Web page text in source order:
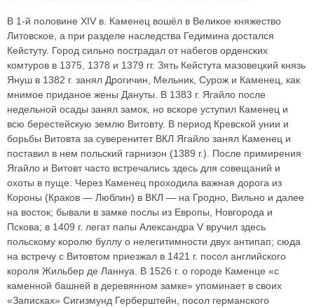
В 1-й половине XIV в. Каменец вошёл в Великое княжество
Литовское, а при разделе наследства Гедимина достался
Кейстуту. Город сильно пострадал от набегов орденских
комтуров в 1375, 1378 и 1379 гг. Зять Кейстута мазовецкий князь
Януш в 1382 г. занял Дрогичин, Мельник, Сурож и Каменец, как
мнимое приданое жены Дануты. В 1383 г. Ягайло после
недельной осады занял замок, но вскоре уступил Каменец и
всю берестейскую землю Витовту. В период Кревской унии и
борьбы Витовта за суверенитет ВКЛ Ягайло занял Каменец и
поставил в нем польский гарнизон (1389 г.). После примирения
Ягайло и Витовт часто встречались здесь для совещаний и
охоты в пуще. Через Каменец проходила важная дорога из
Короны (Краков — Люблин) в ВКЛ — на Гродно, Вильно и далее
на восток; бывали в замке послы из Европы, Новгорода и
Пскова; в 1409 г. легат папы Александра V вручил здесь
польскому королю буллу о нелегитимности двух антипап; сюда
на встречу с Витовтом приезжал в 1421 г. посол английского
короля Жильбер де Ланнуа. В 1526 г. о городе Каменце «с
каменной башней в деревянном замке» упоминает в своих
«Записках» Сигизмунд Герберштейн, посол германского